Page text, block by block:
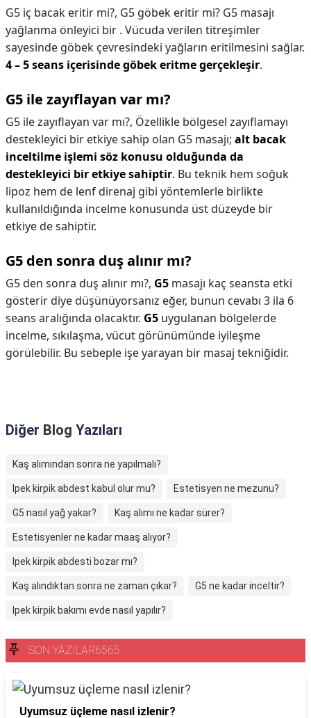
G5 iç bacak eritir mi?, G5 göbek eritir mi? G5 masajı
yağlanma önleyici bir . Vücuda verilen titreşimler
sayesinde göbek çevresindeki yağların eritilmesini sağlar.
4 – 5 seans içerisinde göbek eritme gerçekleşir.
G5 ile zayıflayan var mı?
G5 ile zayıflayan var mı?, Özellikle bölgesel zayıflamayı
destekleyici bir etkiye sahip olan G5 masajı; alt bacak
inceltilme işlemi söz konusu olduğunda da
destekleyici bir etkiye sahiptir. Bu teknik hem soğuk
lipoz hem de lenf direnaj gibi yöntemlerle birlikte
kullanıldığında incelme konusunda üst düzeyde bir
etkiye de sahiptir.
G5 den sonra duş alınır mı?
G5 den sonra duş alınır mı?, G5 masajı kaç seansta etki
gösterir diye düşünüyorsanız eğer, bunun cevabı 3 ila 6
seans aralığında olacaktır. G5 uygulanan bölgelerde
incelme, sıkılaşma, vücut görünümünde iyileşme
görülebilir. Bu sebeple işe yarayan bir masaj tekniğidir.
Diğer Blog Yazıları
Kaş alımından sonra ne yapılmalı?
Ipek kirpik abdest kabul olur mu? Estetisyen ne mezunu?
G5 nasıl yağ yakar? Kaş alımı ne kadar sürer?
Estetisyenler ne kadar maaş alıyor?
Ipek kirpik abdesti bozar mı?
Kaş alındıktan sonra ne zaman çıkar? G5 ne kadar inceltir?
Ipek kirpik bakımı evde nasıl yapılır?
SON YAZILAR6565
Uyumsuz üçleme nasıl izlenir?